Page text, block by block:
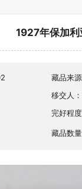
1927年保加利
藏品来
移交人
完好程
藏品数